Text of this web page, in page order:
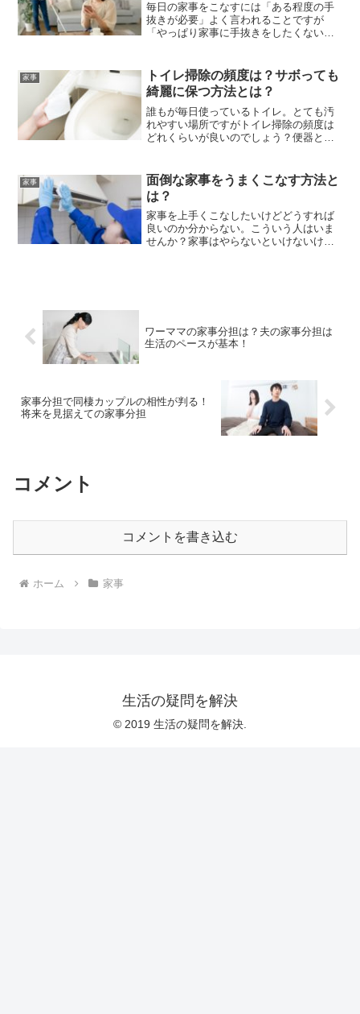
毎日の家事をこなすには「ある程度の手
抜きが必要」よく言われることですが
「やっぱり家事に手抜きをしたくない」
事の手抜きテクニックを紹介します
家事
トイレ掃除の頻度は？サボっても
綺麗に保つ方法とは？
誰もが毎日使っているトイレ。とても汚
れやすい場所ですがトイレ掃除の頻度は
どれくらいが良いのでしょう？便器と便
の？トイレ掃除の頻度と掃除の仕方につ
いて紹介します。
家事
面倒な家事をうまくこなす方法と
は？
家事を上手くこなしたいけどどうすれば
良いのか分からない。こういう人はいま
せんか？家事はやらないといけないけど
ワーママの家事分担は？夫の家事分担は
生活のペースが基本！
家事分担で同棲カップルの相性が判る！
将来を見据えての家事分担
コメント
コメントを書き込む
ホーム 家事
生活の疑問を解決
© 2019 生活の疑問を解決.